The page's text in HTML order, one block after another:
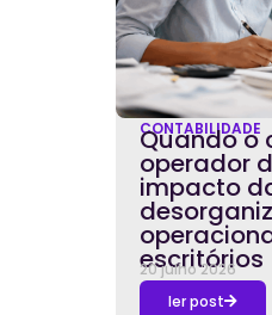
CONTABILIDADE
Quando o
operador
impacto
escritórios
20 julho 2026
ler post